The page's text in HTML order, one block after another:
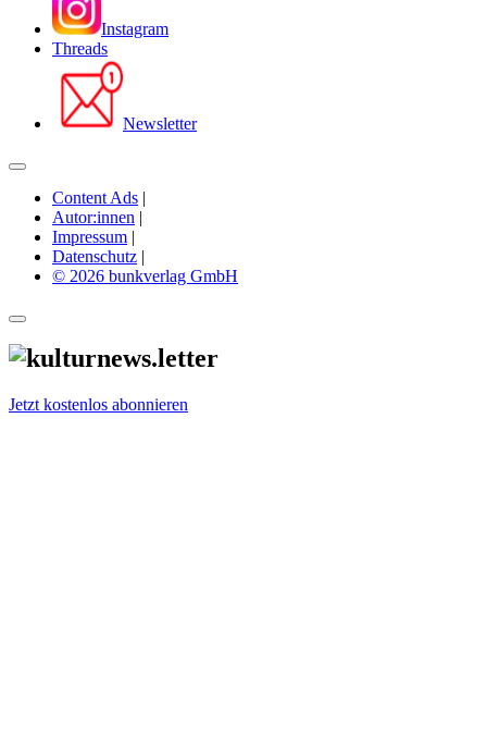
Instagram
Threads
Newsletter
Content Ads |
Autor:innen |
Impressum |
Datenschutz |
© 2026 bunkverlag GmbH
Jetzt kostenlos abonnieren